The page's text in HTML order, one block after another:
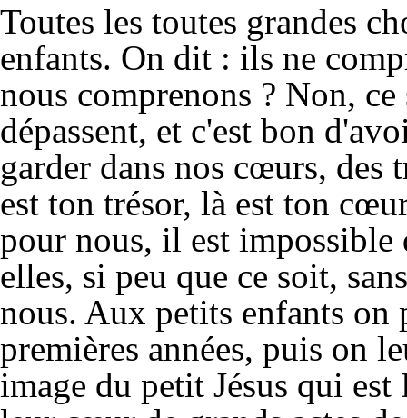
Toutes les toutes grandes
enfants. On dit : ils ne
nous comprenons ? Non,
dépassent, et c'est bon
garder dans nos cœurs, des
est ton trésor, là est ton
pour nous, il est impossible
elles, si peu que ce soit,
nous. Aux petits enfants on
premières années, puis on
image du petit Jésus qui